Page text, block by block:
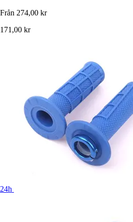
Från 274,00 kr
171,00 kr
24h